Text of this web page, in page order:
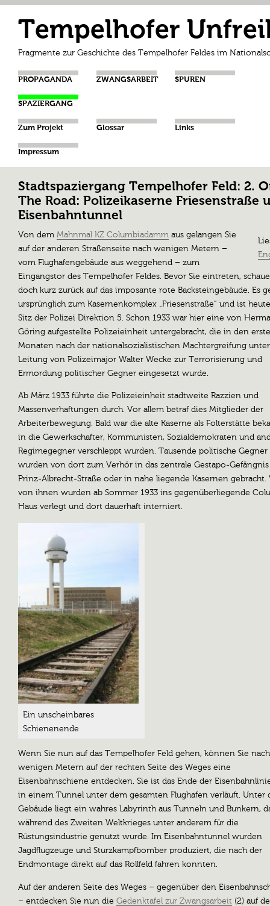
Tempelhofer
Fragmente zur Geschichte des Tempelhofer Feldes im
PROPAGANDA ZWANGSARBEIT SPUREN
SPAZIERGANG
Zum Projekt Glossar Links
Impressum
Stadtspaziergang Tempelhofer Feld: 2.
The Road: Polizeikaserne Friesenstraße
Eisenbahntunnel
Von dem Mahnmal KZ Columbiadamm aus gelangen Sie
auf der anderen Straßenseite nach wenigen Metern –
vom Flughafengebäude aus weggehend – zum
Eingangstor des Tempelhofer Feldes. Bevor Sie eintreten,
doch kurz zurück auf das imposante rote Backsteingebäude. Es
ursprünglich zum Kasernenkomplex „Friesenstraße“ und ist
Sitz der Polizei Direktion 5. Schon 1933 war hier eine von
Göring aufgestellte Polizeieinheit untergebracht, die in den
Monaten nach der nationalsozialistischen Machtergreifung
Leitung von Polizeimajor Walter Wecke zur Terrorisierung und
Ermordung politischer Gegner eingesetzt wurde.
Ab März 1933 führte die Polizeieinheit stadtweite Razzien und
Massenverhaftungen durch. Vor allem betraf dies Mitglieder der
Arbeiterbewegung. Bald war die alte Kaserne als Folterstätte
in die Gewerkschafter, Kommunisten, Sozialdemokraten und
Regimegegner verschleppt wurden. Tausende politische Gegner
wurden von dort zum Verhör in das zentrale Gestapo-
Prinz-Albrecht-Straße oder in nahe liegende Kasernen gebracht.
von ihnen wurden ab Sommer 1933 ins gegenüberliegende
Haus verlegt und dort dauerhaft interniert.
Ein unscheinbares
Schienenende
Wenn Sie nun auf das Tempelhofer Feld gehen, können Sie nach
wenigen Metern auf der rechten Seite des Weges eine
Eisenbahnschiene entdecken. Sie ist das Ende der
in einem Tunnel unter dem gesamten Flughafen verläuft. Unter
Gebäude liegt ein wahres Labyrinth aus Tunneln und Bunkern,
während des Zweiten Weltkrieges unter anderem für die
Rüstungsindustrie genutzt wurde. Im Eisenbahntunnel wurden
Jagdflugzeuge und Sturzkampfbomber produziert, die nach der
Endmontage direkt auf das Rollfeld fahren konnten.
Auf der anderen Seite des Weges – gegenüber den
– entdecken Sie nun die Gedenktafel zur Zwangsarbeit (2) auf